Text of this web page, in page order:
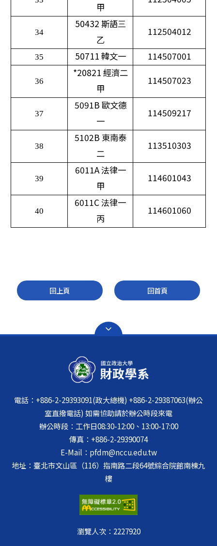
甲
34
50432 斯語三
乙
112504012
35 50711 韓文一 114507001
36
*20821 經濟二
甲
114507023
37
5091B 歐文德
一
114509217
38
5102B 東南泰
二
113510303
39
6011A法律一
甲
114601043
40
6011C法律一
丙
114601060
回上頁 回首頁
電話：+886-2-29393091(政大總機) +886-2-29387063(辦公
室直撥電話) 如需協助請於辦公時段來電
辦公時段：工作日08:30-12:00、13:00-17:00
傳真：+886-2-29390074
E-Mail：pfdm@nccu.edu.tw
地址：臺北市文山區（116）指南路二段64號綜合院館南棟九
樓
瀏覽人次： 2227920